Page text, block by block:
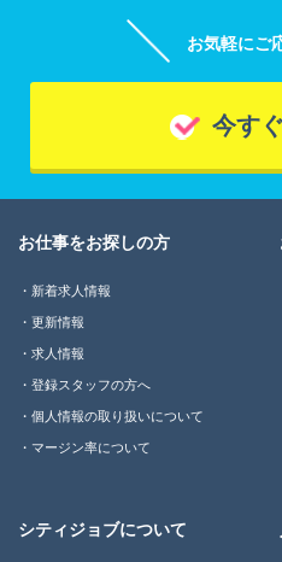
お気軽にご
今す
お仕事をお探しの方
新着求人情報
更新情報
求人情報
登録スタッフの方へ
個人情報の取り扱いについて
マージン率について
シティジョブについて